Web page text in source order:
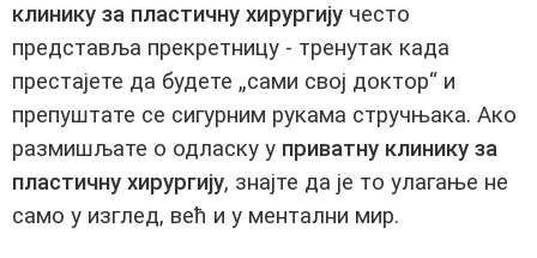
клинику за пластичну хирургију често
представља прекретницу - тренутак када
престајете да будете „сами свој доктор“ и
препуштате се сигурним рукама стручњака. Ако
размишљате о одласку у приватну клинику за
пластичну хирургију, знајте да је то улагање не
само у изглед, већ и у ментални мир.